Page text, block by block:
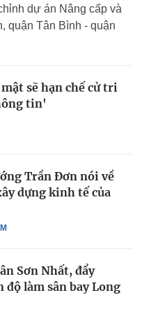
dự án Nâng cấp và
quận Tân Bình - quận
sẽ hạn chế cử tri
tin'
Trần Đơn nói về
dựng kinh tế của
Sơn Nhất, đẩy
độ làm sân bay Long